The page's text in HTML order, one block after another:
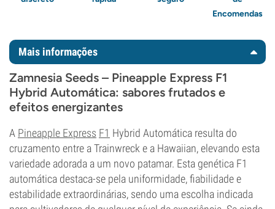
Encomendas
Mais informações
Zamnesia Seeds – Pineapple Express F1
Hybrid Automática: sabores frutados e
efeitos energizantes
A Pineapple Express F1 Hybrid Automática resulta do
cruzamento entre a Trainwreck e a Hawaiian, elevando esta
variedade adorada a um novo patamar. Esta genética F1
automática destaca-se pela uniformidade, fiabilidade e
estabilidade extraordinárias, sendo uma escolha indicada